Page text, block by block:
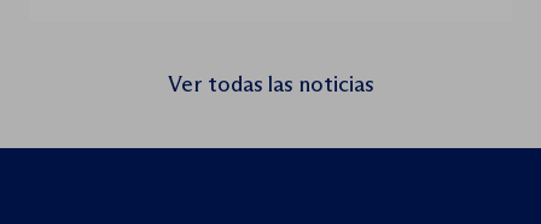
seminario web internacional «Trata de
menores: reforzando la rendición de
Ver todas las noticias